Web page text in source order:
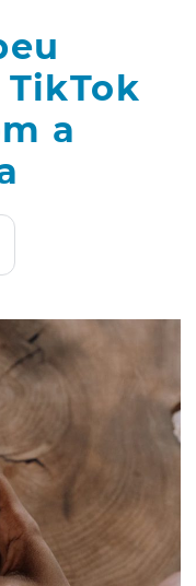
a